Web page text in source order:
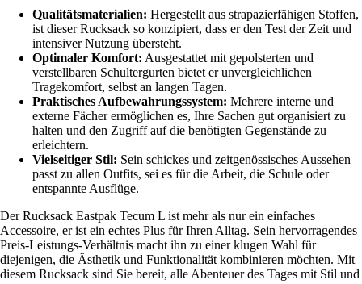
Qualitätsmaterialien: Hergestellt aus strapazierfähigen Stoffen,
ist dieser Rucksack so konzipiert, dass er den Test der Zeit und
intensiver Nutzung übersteht.
Optimaler Komfort: Ausgestattet mit gepolsterten und
verstellbaren Schultergurten bietet er unvergleichlichen
Tragekomfort, selbst an langen Tagen.
Praktisches Aufbewahrungssystem: Mehrere interne und
externe Fächer ermöglichen es, Ihre Sachen gut organisiert zu
halten und den Zugriff auf die benötigten Gegenstände zu
erleichtern.
Vielseitiger Stil: Sein schickes und zeitgenössisches Aussehen
passt zu allen Outfits, sei es für die Arbeit, die Schule oder
entspannte Ausflüge.
Der Rucksack Eastpak Tecum L ist mehr als nur ein einfaches
Accessoire, er ist ein echtes Plus für Ihren Alltag. Sein hervorragendes
Preis-Leistungs-Verhältnis macht ihn zu einer klugen Wahl für
diejenigen, die Ästhetik und Funktionalität kombinieren möchten. Mit
diesem Rucksack sind Sie bereit, alle Abenteuer des Tages mit Stil und